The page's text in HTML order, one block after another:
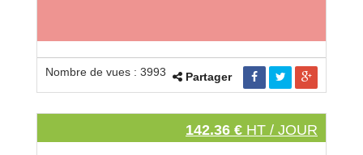
Nombre de vues : 3993 Partager
142.36 € HT / JOUR